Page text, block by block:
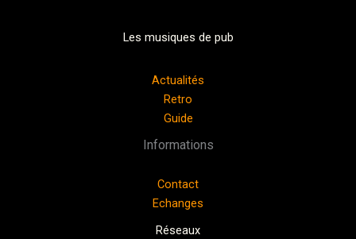
Les musiques de pub
Actualités
Retro
Guide
Informations
Contact
Echanges
Réseaux